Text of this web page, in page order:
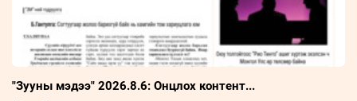
"Зууны мэдээ" 2026.8.6: Онцлох контент...